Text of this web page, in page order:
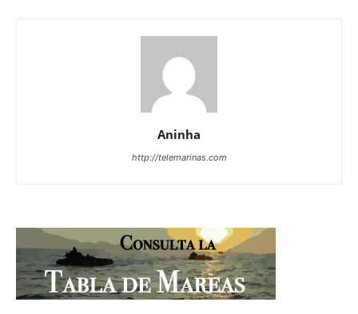
Aninha
http://telemarinas.com